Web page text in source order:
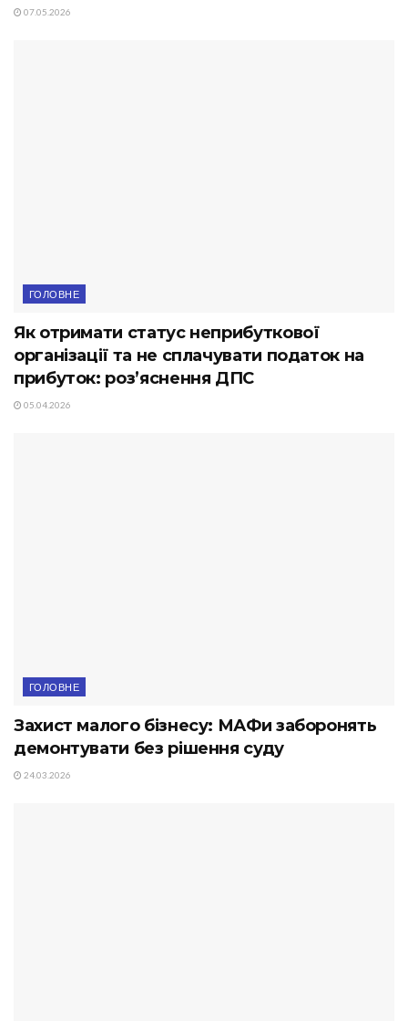
07.05.2026
ГОЛОВНЕ
Як отримати статус неприбуткової
організації та не сплачувати податок на
прибуток: роз’яснення ДПС
05.04.2026
ГОЛОВНЕ
Захист малого бізнесу: МАФи заборонять
демонтувати без рішення суду
24.03.2026